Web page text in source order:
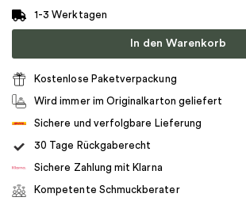
1-3 Werktagen
In den Warenkorb
Kostenlose Paketverpackung
Wird immer im Originalkarton geliefert
Sichere und verfolgbare Lieferung
30 Tage Rückgaberecht
Sichere Zahlung mit Klarna
Kompetente Schmuckberater